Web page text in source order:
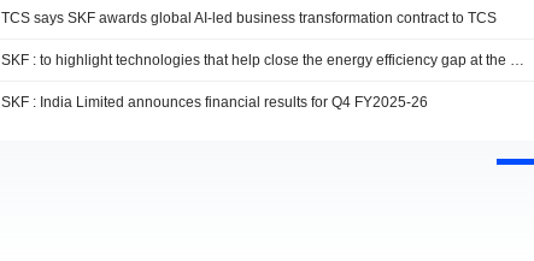
TCS says SKF awards global AI-led business transformation contract to TCS
SKF : to highlight technologies that help close the energy efficiency gap at the Tech & Innovation Summit
SKF : India Limited announces financial results for Q4 FY2025-26